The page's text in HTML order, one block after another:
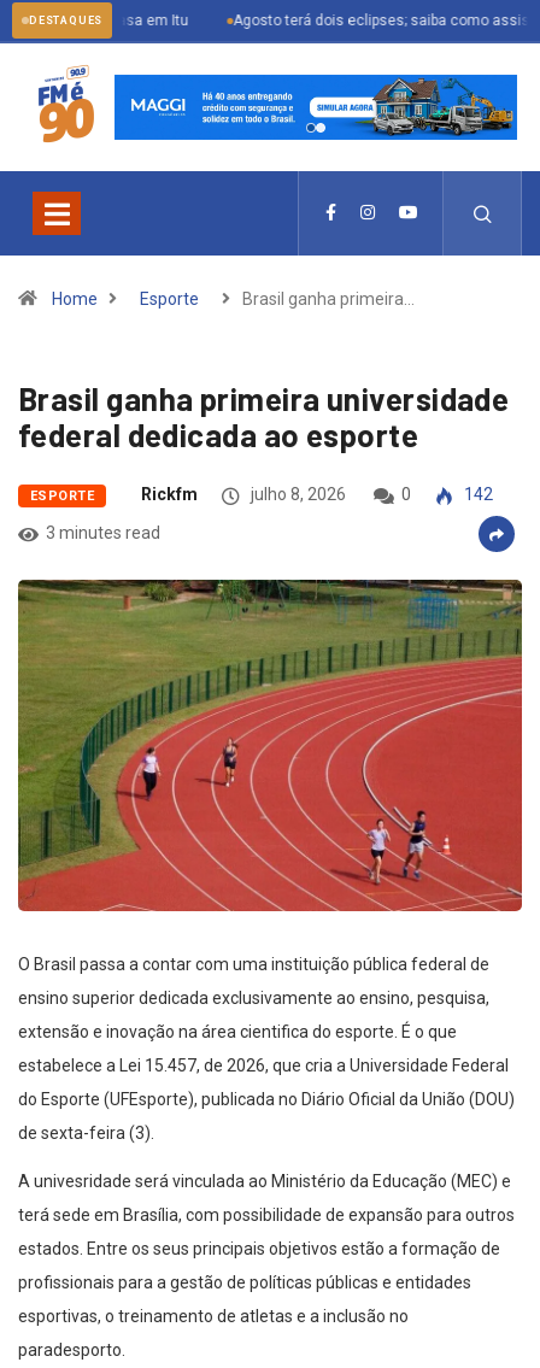
DESTAQUES
casa em Itu Agosto terá dois eclipses; saiba como assistir aos
Home Esporte Brasil ganha primeira…
Brasil ganha primeira universidade
federal dedicada ao esporte
ESPORTE Rickfm julho 8, 2026 0
142
3 minutes read
O Brasil passa a contar com uma instituição pública federal de
ensino superior dedicada exclusivamente ao ensino, pesquisa,
extensão e inovação na área cientifica do esporte. É o que
estabelece a Lei 15.457, de 2026, que cria a Universidade Federal
do Esporte (UFEsporte), publicada no Diário Oficial da União (DOU)
de sexta-feira (3).
A univesridade será vinculada ao Ministério da Educação (MEC) e
terá sede em Brasília, com possibilidade de expansão para outros
estados. Entre os seus principais objetivos estão a formação de
profissionais para a gestão de políticas públicas e entidades
esportivas, o treinamento de atletas e a inclusão no
paradesporto.